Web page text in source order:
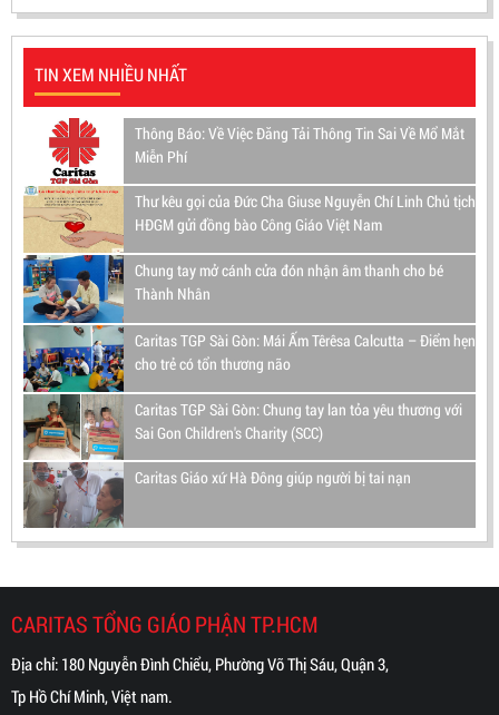
TIN XEM NHIỀU NHẤT
Thông Báo: Về Việc Đăng Tải Thông Tin Sai Về Mổ Mắt
Miễn Phí
Thư kêu gọi của Đức Cha Giuse Nguyễn Chí Linh Chủ tịch
HĐGM gửi đồng bào Công Giáo Việt Nam
Chung tay mở cánh cửa đón nhận âm thanh cho bé
Thành Nhân
Caritas TGP Sài Gòn: Mái Ấm Têrêsa Calcutta – Điểm hẹn
cho trẻ có tổn thương não
Caritas TGP Sài Gòn: Chung tay lan tỏa yêu thương với
Sai Gon Children's Charity (SCC)
Caritas Giáo xứ Hà Đông giúp người bị tai nạn
CARITAS TỔNG GIÁO PHẬN TP.HCM
Địa chỉ: 180 Nguyễn Đình Chiểu, Phường Võ Thị Sáu, Quận 3,
Tp Hồ Chí Minh, Việt nam.